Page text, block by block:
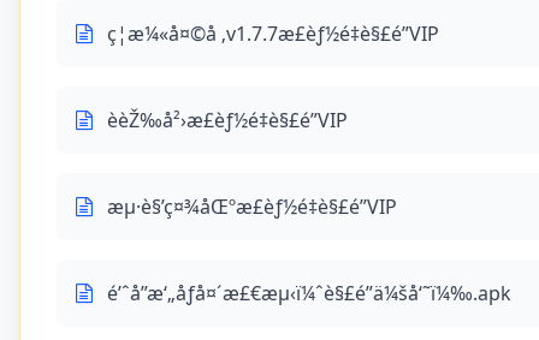
ç¦æ¼«å¤©å ‚v1.7.7æ­£èƒ½é‡è§£é”VIP
èèŽ‰å²›æ­£èƒ½é‡è§£é”VIP
æµ·è§’ç¤¾åŒºæ­£èƒ½é‡è§£é”VIP
é’ˆå­”æ‘„åƒå¤´æ£€æµ‹ï¼ˆè§£é”ä¼šå‘˜ï¼‰.apk